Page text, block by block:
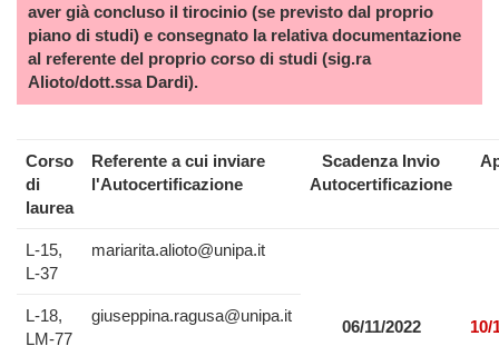
aver già concluso il tirocinio (se previsto dal proprio
piano di studi) e consegnato la relativa documentazione
al referente del proprio corso di studi (sig.ra
Alioto/dott.ssa Dardi).
Corso
di
laurea
Referente a cui inviare
l'Autocertificazione
Scadenza Invio
Autocertificazione
L-15,
L-37
mariarita.alioto@unipa.it
06/11/2022 10/
L-18,
LM-77
giuseppina.ragusa@unipa.it